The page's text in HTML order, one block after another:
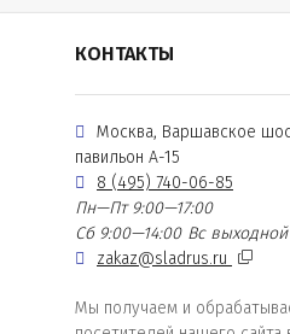
КОНТАКТЫ
Москва, Варшавское
павильон А-15
8 (495) 740-06-85
Пн—Пт 9:00—17:00
Сб 9:00—14:00 Вс выходной
zakaz@sladrus.ru
Мы получаем и